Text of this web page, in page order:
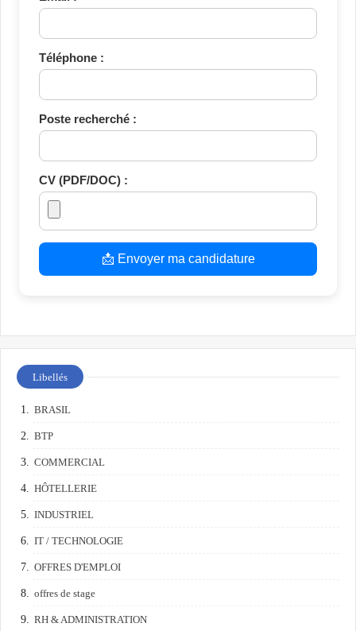
Téléphone :
Poste recherché :
CV (PDF/DOC) :
📩 Envoyer ma candidature
Libellés
BRASIL
BTP
COMMERCIAL
HÔTELLERIE
INDUSTRIEL
IT / TECHNOLOGIE
OFFRES D'EMPLOI
offres de stage
RH & ADMINISTRATION